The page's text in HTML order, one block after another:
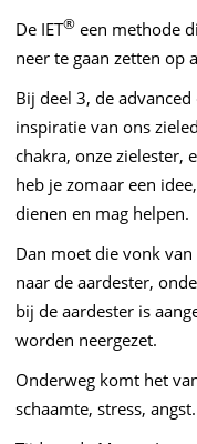
De IET® een methode
neer te gaan zetten op
Bij deel 3, de
inspiratie van ons
chakra, onze zielester,
heb je zomaar een
dienen en mag helpen.
Dan moet die vonk
naar de aardester,
bij de aardester is
worden neergezet.
Onderweg komt het
schaamte, stress, angst.